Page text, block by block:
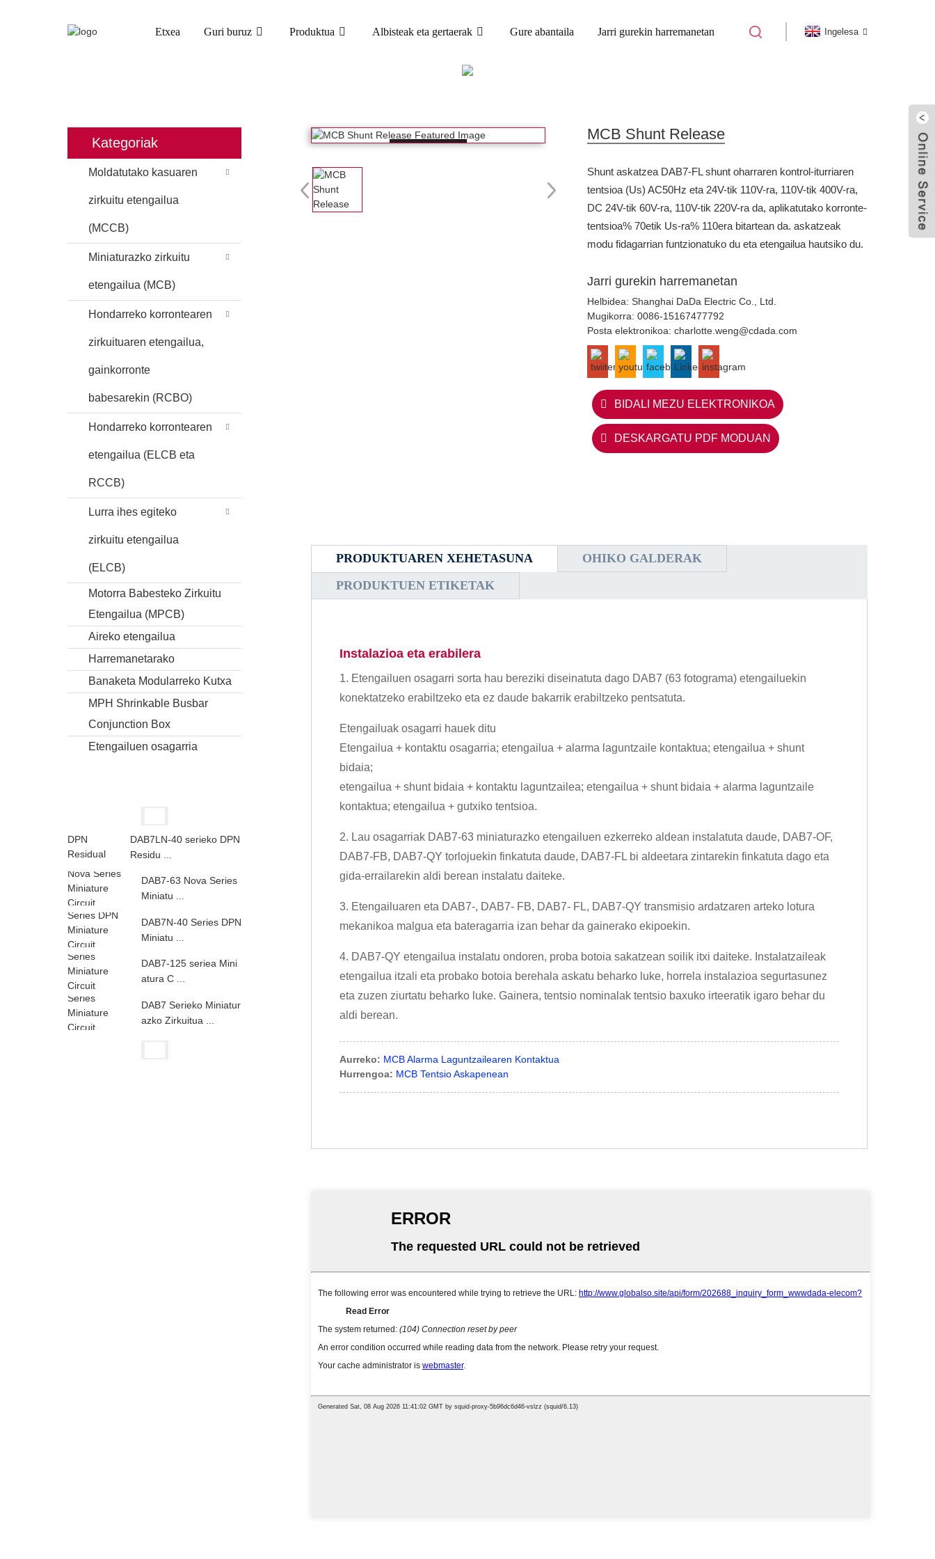
Etxea Guri buruz Produktua Albisteak eta gertaerak Gure abantaila Jarri gurekin harremanetan Ingelesa
Kategoriak
Moldatutako kasuaren
zirkuitu etengailua
(MCCB)
Miniaturazko zirkuitu
etengailua (MCB)
Hondarreko korrontearen
zirkuituaren etengailua,
gainkorronte
babesarekin (RCBO)
Hondarreko korrontearen
etengailua (ELCB eta
RCCB)
Lurra ihes egiteko
zirkuitu etengailua
(ELCB)
Motorra Babesteko Zirkuitu
Etengailua (MPCB)
Aireko etengailua
Harremanetarako
Banaketa Modularreko Kutxa
MPH Shrinkable Busbar
Conjunction Box
Etengailuen osagarria
DAB7LN-40 serieko DPN
Residu ...
DAB7-63 Nova Series
Miniatu ...
DAB7N-40 Series DPN
Miniatu ...
DAB7-125 seriea Mini
atura C ...
DAB7 Serieko Miniatur
azko Zirkuitua ...
Loading...
MCB Shunt Release
Shunt askatzea DAB7-FL shunt oharraren kontrol-iturriaren
tentsioa (Us) AC50Hz eta 24V-tik 110V-ra, 110V-tik 400V-ra,
DC 24V-tik 60V-ra, 110V-tik 220V-ra da, aplikatutako korronte-
tentsioa% 70etik Us-ra% 110era bitartean da. askatzeak
modu fidagarrian funtzionatuko du eta etengailua hautsiko du.
Jarri gurekin harremanetan
Helbidea: Shanghai DaDa Electric Co., Ltd.
Mugikorra:0086-15167477792
Posta elektronikoa:charlotte.weng@cdada.com
BIDALI MEZU ELEKTRONIKOA
DESKARGATU PDF MODUAN
PRODUKTUAREN XEHETASUNA
OHIKO GALDERAK
PRODUKTUEN ETIKETAK
Instalazioa eta erabilera
1. Etengailuen osagarri sorta hau bereziki diseinatuta dago DAB7 (63 fotograma) etengailuekin
konektatzeko erabiltzeko eta ez daude bakarrik erabiltzeko pentsatuta.
Etengailuak osagarri hauek ditu
Etengailua + kontaktu osagarria; etengailua + alarma laguntzaile kontaktua; etengailua + shunt
bidaia;
etengailua + shunt bidaia + kontaktu laguntzailea; etengailua + shunt bidaia + alarma laguntzaile
kontaktua; etengailua + gutxiko tentsioa.
2. Lau osagarriak DAB7-63 miniaturazko etengailuen ezkerreko aldean instalatuta daude, DAB7-OF,
DAB7-FB, DAB7-QY torlojuekin finkatuta daude, DAB7-FL bi aldeetara zintarekin finkatuta dago eta
gida-errailarekin aldi berean instalatu daiteke.
3. Etengailuaren eta DAB7-, DAB7- FB, DAB7- FL, DAB7-QY transmisio ardatzaren arteko lotura
mekanikoa malgua eta bateragarria izan behar da gainerako ekipoekin.
4. DAB7-QY etengailua instalatu ondoren, proba botoia sakatzean soilik itxi daiteke. Instalatzaileak
etengailua itzali eta probako botoia berehala askatu beharko luke, horrela instalazioa segurtasunez
eta zuzen ziurtatu beharko luke. Gainera, tentsio nominalak tentsio baxuko irteeratik igaro behar du
aldi berean.
Aurreko: MCB Alarma Laguntzailearen Kontaktua
Hurrengoa: MCB Tentsio Askapenean